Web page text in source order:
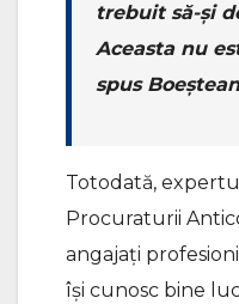
trebuit să-și
Aceasta nu
spus
Totodată,
Procuraturii
angajați
își cunosc bine